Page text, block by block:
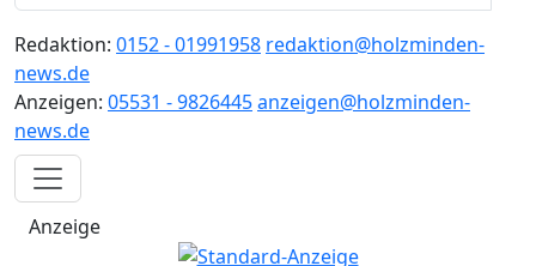
Redaktion: 0152 - 01991958 redaktion@holzminden-
news.de
Anzeigen: 05531 - 9826445anzeigen@holzminden-
news.de
Anzeige